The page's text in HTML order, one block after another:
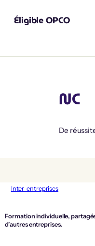
Éligible OPCO
NC
De
Inter-entreprises
Formation individuelle,
d’autres entreprises.